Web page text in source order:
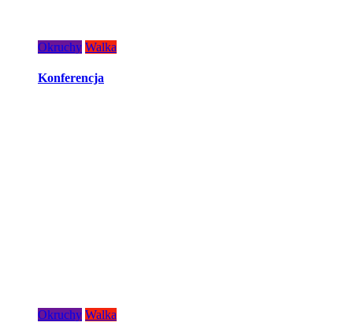
Okruchy Walka
Konferencja
Okruchy Walka